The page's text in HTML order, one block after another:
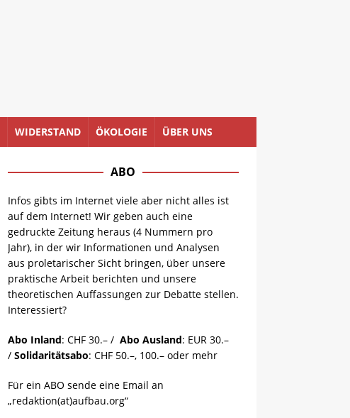
WIDERSTAND ÖKOLOGIE ÜBER UNS
ABO
Infos gibts im Internet viele aber nicht alles ist
auf dem Internet! Wir geben auch eine
gedruckte Zeitung heraus (4 Nummern pro
Jahr), in der wir Informationen und Analysen
aus proletarischer Sicht bringen, über unsere
praktische Arbeit berichten und unsere
theoretischen Auffassungen zur Debatte stellen.
Interessiert?
Abo Inland: CHF 30.– / Abo Ausland: EUR 30.–
/ Solidaritätsabo: CHF 50.–, 100.– oder mehr
Für ein ABO sende eine Email an
„redaktion(at)aufbau.org“